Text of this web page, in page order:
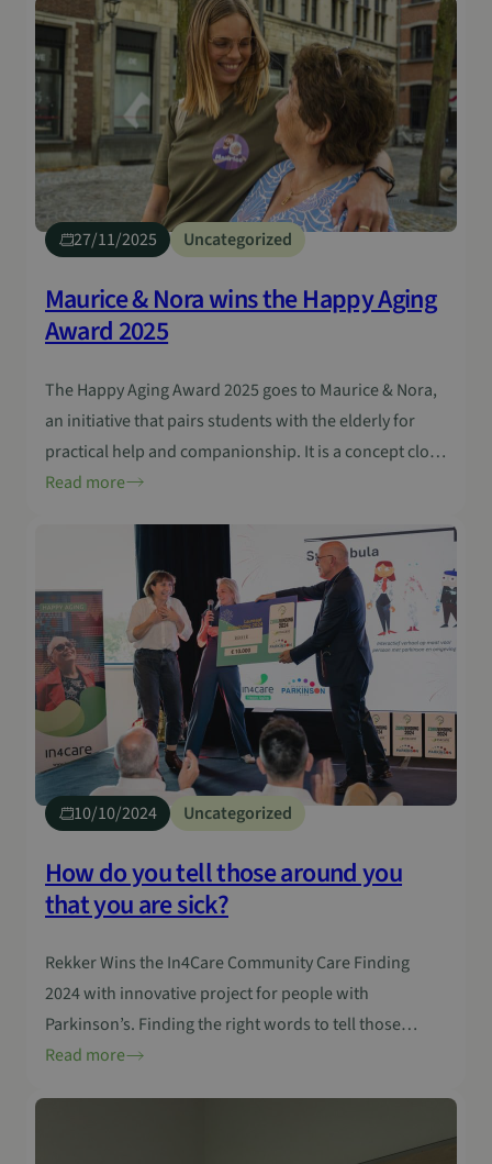
initiative for this study tour came from the working
group TOI…
27/11/2025 Uncategorized
Maurice & Nora wins the Happy Aging
Award 2025
The Happy Aging Award 2025 goes to Maurice & Nora,
an initiative that pairs students with the elderly for
practical help and companionship. It is a concept close
to everyday life and shows how humanity can be a
connection is clear. Last year’s Happy Aging Award
Read more
10/10/2024 Uncategorized
How do you tell those around you
that you are sick?
Rekker Wins the In4Care Community Care Finding
2024 with innovative project for people with
Parkinson’s. Finding the right words to tell those
around you that you are ill is often difficult, especially
Read more